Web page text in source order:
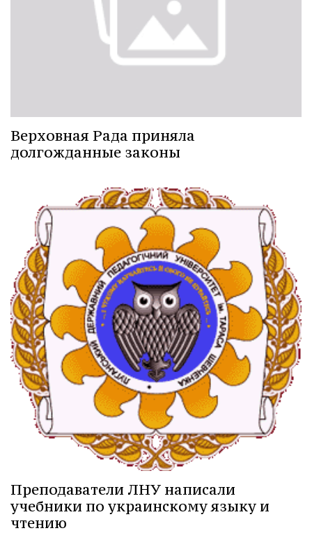
Верховная Рада приняла
долгожданные законы
Преподаватели ЛНУ написали
учебники по украинскому языку и
чтению